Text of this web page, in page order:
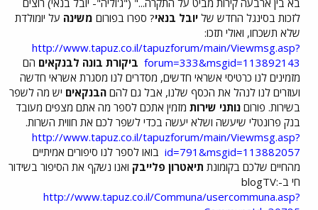
לזכות בסינגל החדש של יובל בנאי? ספרו בפורום משינה על יומולדת
שלא תשכחו, ואולי תזכו:
http://www.tapuz.co.il/tapuzforum/main/Viewmsg.asp?
forum=333&msgid=113892143 ביקורת בונה לבנקאים הם
מזמינים לנו כרטיסי אשראי חדשים, מסדרים לנו מסגרת אשראי חדשה
ועוזרים לנו לנהל את הכסף שלנו, אבל גם להם הבנקאים יש מה לשפר
בשירות. פורום נותני שירות מזמין אתכם לספר מה אתם מצפים מעובד
בנק פרונטלי שיעשה ושלא יעשה בכדי לשפר לכם את חווית השרות.
http://www.tapuz.co.il/tapuzforum/main/Viewmsg.asp?
id=791&msgid=113882057 בואו לספר לנו סיפורים אמיתיים
מהחיים שלכם בקומונת תיאטרון פלייבק ואנו נשקף את הסיפור בשידור
חי ב-blogTV:
http://www.tapuz.co.il/Communa/usercommuna.asp?